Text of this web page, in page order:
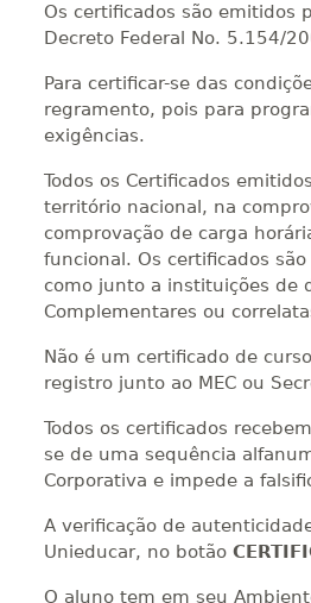
Os certificados são emitidos
Decreto Federal No. 5.154/
Para certificar-se das
regramento, pois para
exigências.
Todos os Certificados
território nacional, na
comprovação de carga
funcional. Os certificados
como junto a instituições de
Complementares ou
Não é um certificado de
registro junto ao MEC ou
Todos os certificados
se de uma sequência
Corporativa e impede a
A verificação de
Unieducar, no botão
O aluno tem em seu